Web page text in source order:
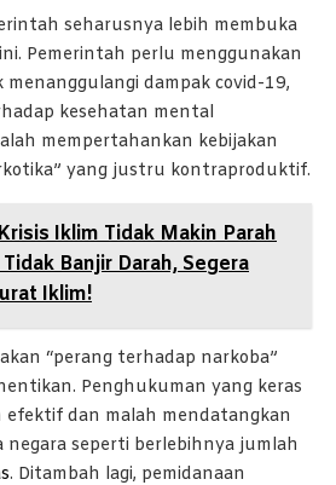
seharusnya lebih membuka
Pemerintah perlu menggunakan
dampak covid-19,
kesehatan mental
mempertahankan kebijakan
yang justru kontraproduktif.
Iklim Tidak Makin Parah
Banjir Darah, Segera
Iklim!
“perang terhadap narkoba”
Penghukuman yang keras
dan malah mendatangkan
negara seperti berlebihnya jumlah
. Ditambah lagi, pemidanaan